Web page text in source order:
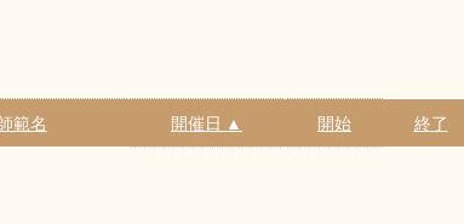
範名 開催日 ▲ 開始 終了